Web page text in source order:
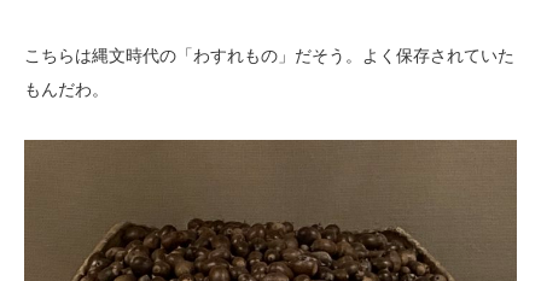
こちらは縄文時代の「わすれもの」だそう。よく保存されていた
もんだわ。